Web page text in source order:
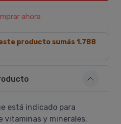
ahora
este producto sumás 1.788
está indicado para
vitaminas y minerales,